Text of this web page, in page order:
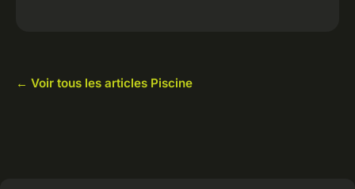
← Voir tous les articles Piscine